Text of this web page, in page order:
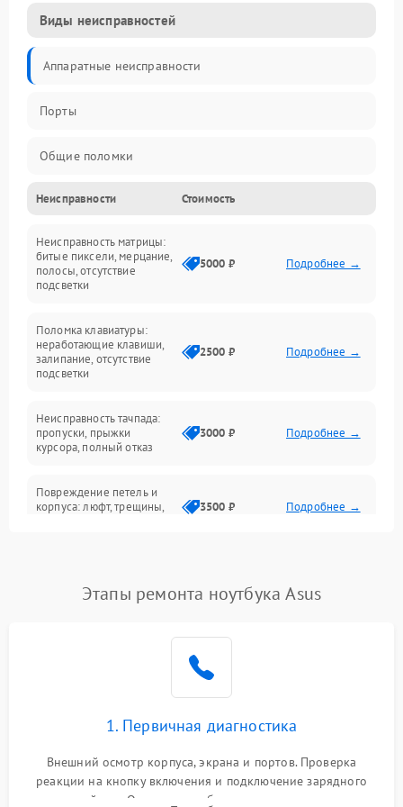
Виды неисправностей
Аппаратные неисправности
Порты
Общие поломки
Устройства
Программные ошибки
Электрические и системные сбои
Интерфейсные проблемы
Батарея
Сеть и интернет
Неисправности Стоимость
Неисправность матрицы:
битые пиксели, мерцание,
полосы, отсутствие
подсветки
5000 ₽ Подробнее →
Поломка клавиатуры:
неработающие клавиши,
залипание, отсутствие
подсветки
2500 ₽ Подробнее →
Неисправность тачпада:
пропуски, прыжки
курсора, полный отказ
3000 ₽ Подробнее →
Повреждение петель и
корпуса: люфт, трещины,
3500 ₽ Подробнее →
невозможность зарядки,
2500 ₽ Подробнее →
2000 ₽
Перегрев из‑за пыли,
неисправности кулера
Выход из строя SSD или
Этапы ремонта ноутбука Asus
1. Первичная диагностика
Внешний осмотр корпуса, экрана и портов. Проверка
реакции на кнопку включения и подключение зарядного
устройства. Оценка потребления тока с помощью